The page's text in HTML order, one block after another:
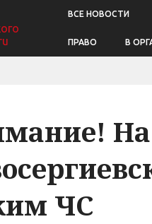
ВСЕ НОВОСТИ
ПРАВО В
ЧС